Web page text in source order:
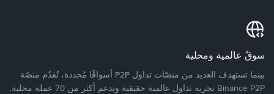
سوقٌ عالمية ومحلية
بينما تستهدف العديد من منصّات تداول P2P أسواقًا مُحددة، تُقدّم منصّة
Binance P2P تجربة تداول عالمية حقيقية وتدعم أكثر من 70 عملة محلية.